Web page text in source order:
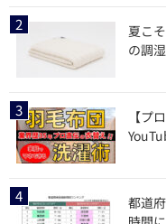
夏こ
の調
【プ
都道